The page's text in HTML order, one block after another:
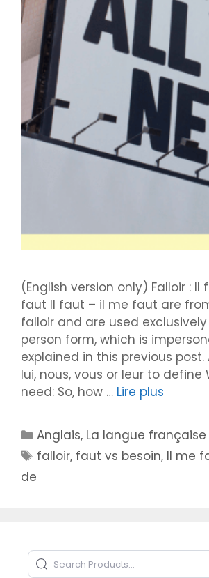
(English version only) Falloir : Il
faut Il faut – il me faut are
falloir and are used
person form, which is
explained in this previous post.
lui, nous, vous or leur to define
need: So, how … Lire plus
Catégories
Anglais, La langue française
Étiquettes
falloir, faut vs besoin, Il me
de
Search Products
Type to search products